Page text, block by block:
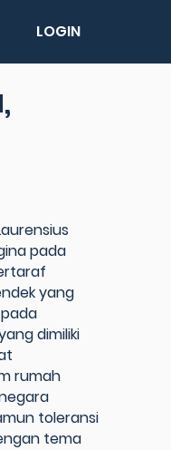
LOGIN
pada
yang
dimiliki
rumah
toleransi
tema